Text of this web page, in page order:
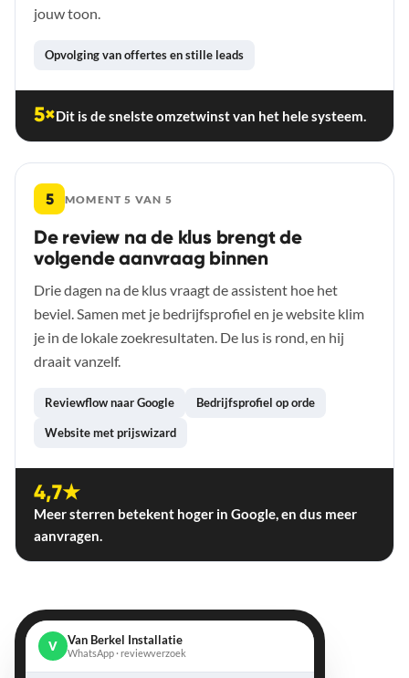
jouw toon.
Opvolging van offertes en stille leads
5×Dit is de snelste omzetwinst van het hele systeem.
5 MOMENT 5 VAN 5
De review na de klus brengt de
volgende aanvraag binnen
Drie dagen na de klus vraagt de assistent hoe het
beviel. Samen met je bedrijfsprofiel en je website klim
je in de lokale zoekresultaten. De lus is rond, en hij
draait vanzelf.
Reviewflow naar Google Bedrijfsprofiel op orde
Website met prijswizard
4,7★
Meer sterren betekent hoger in Google, en dus meer
aanvragen.
V Van Berkel Installatie
WhatsApp · reviewverzoek